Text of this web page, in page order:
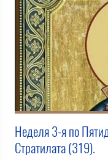
Неделя 3-я по
Стратилата (319).